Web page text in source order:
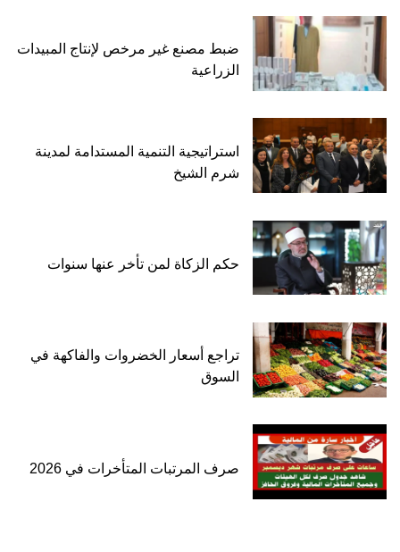
ضبط مصنع غير مرخص لإنتاج المبيدات
الزراعية
استراتيجية التنمية المستدامة لمدينة
شرم الشيخ
حكم الزكاة لمن تأخر عنها سنوات
تراجع أسعار الخضروات والفاكهة في
السوق
صرف المرتبات المتأخرات في 2026